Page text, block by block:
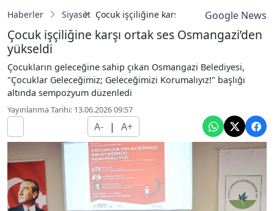
Haberler Siyaset Çocuk işçiliğine karşı ortak sesGoogle News
Çocuk işçiliğine karşı ortak ses Osmangazi’den
yükseldi
Çocukların geleceğine sahip çıkan Osmangazi Belediyesi,
"Çocuklar Geleceğimiz; Geleceğimizi Korumalıyız!" başlığı
altında sempozyum düzenledi
Yayınlanma Tarihi: 13.06.2026 09:57
A- | A+